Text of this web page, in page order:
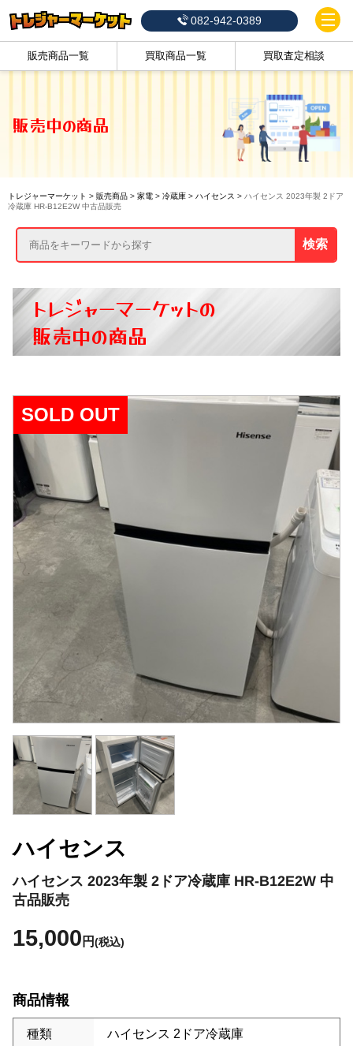
082-942-0389
販売商品一覧 買取商品一覧 買取査定相談
販売中の商品
トレジャーマーケット > 販売商品> 家電> 冷蔵庫> ハイセンス > ハイセンス 2023年製 2ドア
冷蔵庫 HR-B12E2W 中古品販売
検索
トレジャーマーケットの
販売中の商品
ハイセンス
ハイセンス 2023年製 2ドア冷蔵庫 HR-B12E2W 中
古品販売
15,000 円(税込)
商品情報
種類 ハイセンス 2ドア冷蔵庫
SOLD OUT